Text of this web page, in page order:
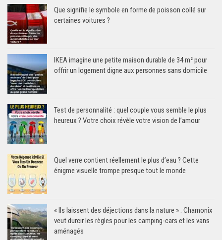
Que signifie le symbole en forme de poisson collé sur
certaines voitures ?
IKEA imagine une petite maison durable de 34 m² pour
offrir un logement digne aux personnes sans domicile
Test de personnalité : quel couple vous semble le plus
heureux ? Votre choix révèle votre vision de l’amour
Quel verre contient réellement le plus d’eau ? Cette
énigme visuelle trompe presque tout le monde
« Ils laissent des déjections dans la nature » : Chamonix
veut durcir les règles pour les camping-cars et les vans
aménagés